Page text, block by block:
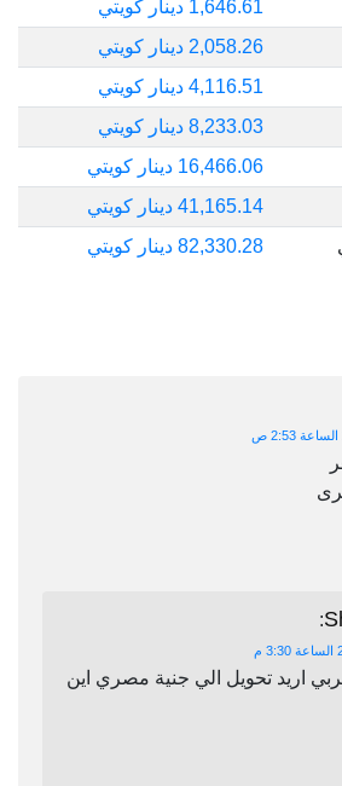
1,646.61 دينار كويتي
2,058.26 دينار كويتي
4,116.51 دينار كويتي
8,233.03 دينار كويتي
16,466.06 دينار كويتي
41,165.14 دينار كويتي
82,330.28 دينار كويتي
:
مغربي اريد تحويل الي جنية مصري اين